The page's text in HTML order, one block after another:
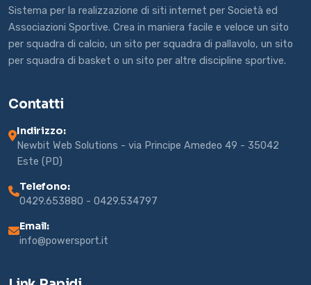
Sistema per la realizzazione di siti internet per Società ed
Associazioni Sportive. Crea in maniera facile e veloce un sito
per squadra di calcio, un sito per squadra di pallavolo, un sito
per squadra di basket o un sito per altre discipline sportive.
Contatti
Indirizzo:
Newbit Web Solutions - via Principe Amedeo 49 - 35042
Este (PD)
Telefono:
0429.653880 - 0429.534797
Email:
info@powersport.it